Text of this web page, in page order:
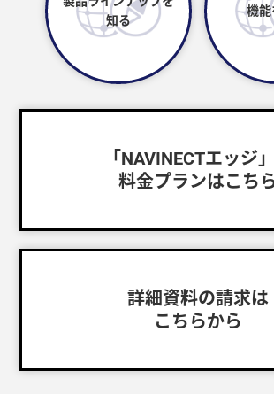
知る
機能
「NAVINECTエッジ
料金プランはこち
詳細資料の請求は
こちらから